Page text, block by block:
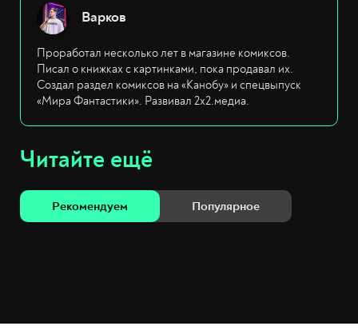
Варков
Проработал несколько лет в магазине комиксов.
Писал о книжках с картинками, пока продавал их.
Создал раздел комиксов на «Канобу» и спецвыпуск
«Мира Фантастики». Развивал 2х2.медиа.
Читайте ещё
Рекомендуем Популярное